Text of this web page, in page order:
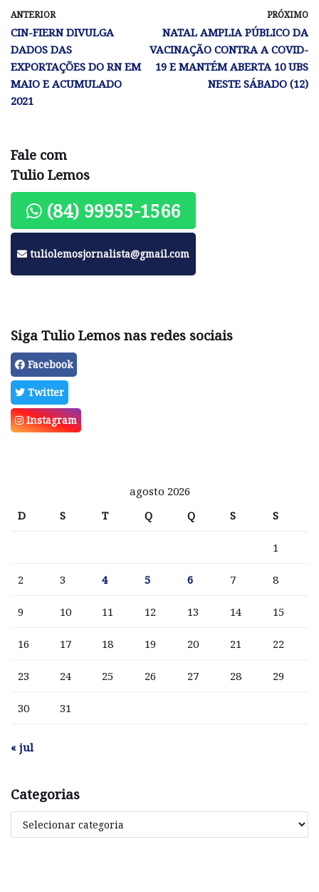
ANTERIOR
CIN-FIERN DIVULGA
DADOS DAS
EXPORTAÇÕES DO RN EM
MAIO E ACUMULADO
2021
PRÓXIMO
NATAL AMPLIA PÚBLICO DA
VACINAÇÃO CONTRA A COVID-
19 E MANTÉM ABERTA 10 UBS
NESTE SÁBADO (12)
Fale com
Tulio Lemos
(84) 99955-1566
tuliolemosjornalista@gmail.com
Siga Tulio Lemos nas redes sociais
Facebook
Twitter
Instagram
agosto 2026
D
S T Q Q S S
1
2 3 4 5 6 7 8
9 10 11 12 13 14 15
16 17 18 19 20 21 22
23 24 25 26 27 28 29
30 31
« jul
Categorias